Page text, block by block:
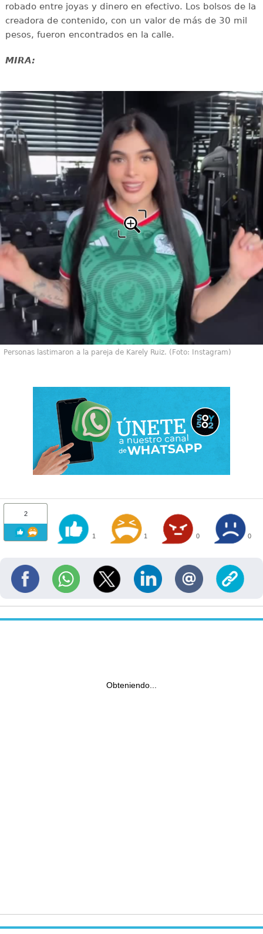
robado entre joyas y dinero en efectivo. Los bolsos de la
creadora de contenido, con un valor de más de 30 mil
pesos, fueron encontrados en la calle.
MIRA:
Personas lastimaron a la pareja de Karely Ruiz. (Foto: Instagram)
2
1 1 0 0
Obteniendo...